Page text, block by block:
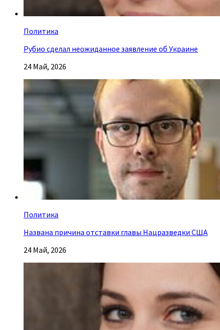
Политика
Рубио сделал неожиданное заявление об Украине
24 Май, 2026
Политика
Названа причина отставки главы Нацразведки США
24 Май, 2026